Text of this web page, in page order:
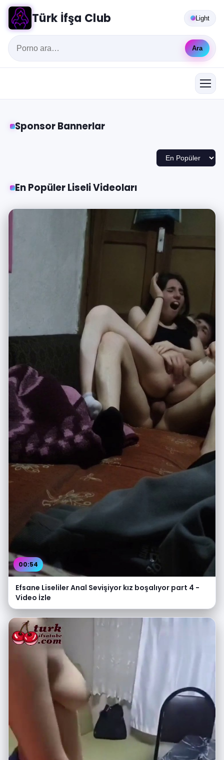
Türk İfşa Club
Ara
Light
Sponsor Bannerlar
En Popüler Liseli Videoları
00:54
Efsane Liseliler Anal Sevişiyor kız boşalıyor part 4 -
Video İzle